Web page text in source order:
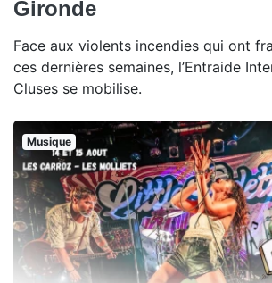
Gironde
Face aux violents incendies qui ont
ces dernières semaines, l’Entraide
Cluses se mobilise.
Musique